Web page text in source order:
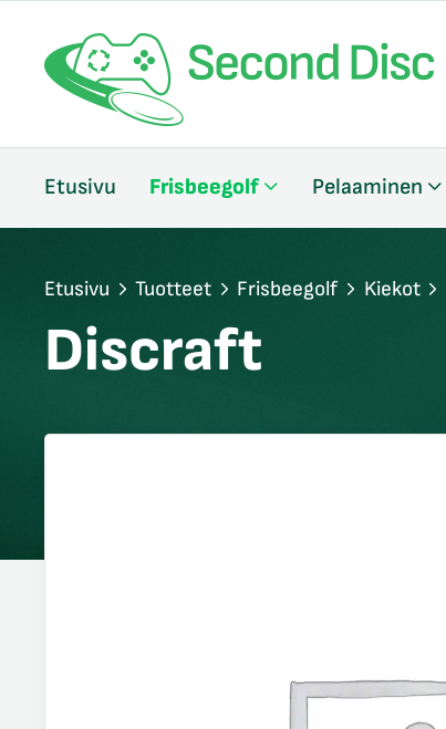
Etusivu Frisbeegolf Pelaaminen
Etusivu Tuotteet Frisbeegolf Kiekot
Discraft
sulje
sulje
sulje